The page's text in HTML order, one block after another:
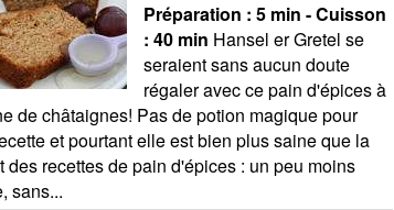
Préparation : 5 min - Cuisson
: 40 min Hansel er Gretel se
seraient sans aucun doute
régaler avec ce pain d'épices à
de châtaignes! Pas de potion magique pour
et pourtant elle est bien plus saine que la
des recettes de pain d'épices : un peu moins
sans...